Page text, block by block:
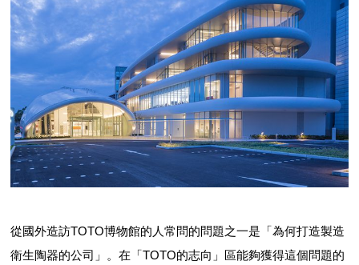
從國外造訪TOTO博物館的人常問的問題之一是「為何打造製造
衛生陶器的公司」。在「TOTO的志向」區能夠獲得這個問題的